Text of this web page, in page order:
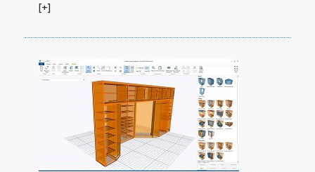
[+]